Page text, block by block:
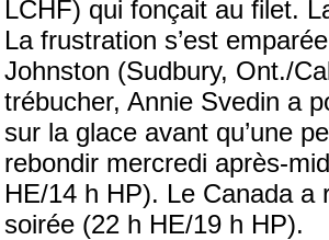
LCHF) qui fonçait au filet.
La frustration s’est
Johnston (Sudbury, Ont./
trébucher, Annie Svedin a
sur la glace avant qu’une
rebondir mercredi après-
HE/14 h HP). Le Canada a
soirée (22 h HE/19 h HP).